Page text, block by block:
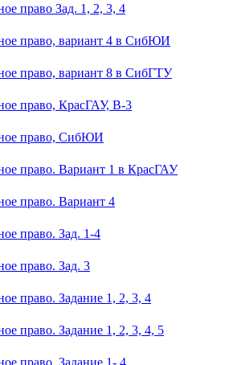
право Зад. 1, 2, 3, 4
право, вариант 4 в СибЮИ
право, вариант 8 в СибГТУ
право, КрасГАУ, В-3
право, СибЮИ
право. Вариант 1 в КрасГАУ
право. Вариант 4
право. Зад. 1-4
право. Зад. 3
право. Задание 1, 2, 3, 4
право. Задание 1, 2, 3, 4, 5
право. Задание 1- 4